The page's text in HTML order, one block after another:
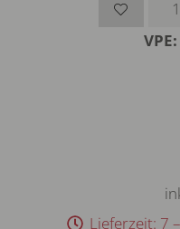
Lieferzeit: 7